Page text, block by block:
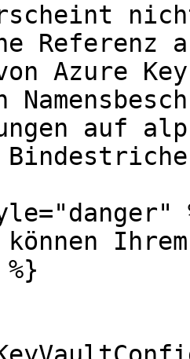
erscheint
Referenz
Azure
auf
können